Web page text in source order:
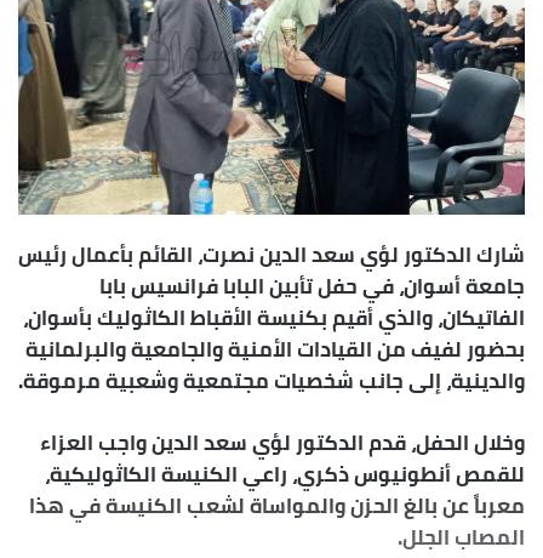
ر
ي
د
ا
إ
ل
ك
ت
ر
و
ي
ا
شارك الدكتور لؤي سعد الدين نصرت، القائم بأعمال رئيس
جامعة أسوان، في حفل تأبين البابا فرانسيس بابا
الفاتيكان، والذي أقيم بكنيسة الأقباط الكاثوليك بأسوان،
بحضور لفيف من القيادات الأمنية والجامعية والبرلمانية
والدينية، إلى جانب شخصيات مجتمعية وشعبية مرموقة.
وخلال الحفل، قدم الدكتور لؤي سعد الدين واجب العزاء
للقمص أنطونيوس ذكري، راعي الكنيسة الكاثوليكية،
معرباً عن بالغ الحزن والمواساة لشعب الكنيسة في هذا
المصاب الجلل.